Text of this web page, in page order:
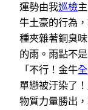
運勢由我巡檢
牛土豪的行為
種夾雜著銅臭
的雨。雨點不
「不行！金牛
單戀被汙染了
物質力量勝出